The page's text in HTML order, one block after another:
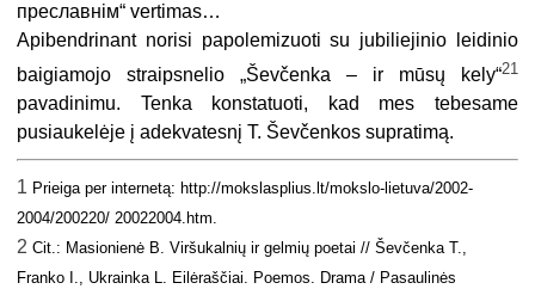
преславнім“ vertimas…
Apibendrinant norisi papolemizuoti su jubiliejinio leidinio
baigiamojo straipsnelio „Ševčenka – ir mūsų kely“21
pavadinimu. Tenka konstatuoti, kad mes tebesame
pusiaukelėje į adekvatesnį T. Ševčenkos supratimą.
1 Prieiga per internetą: http://mokslasplius.lt/mokslo-lietuva/2002-
2004/200220/ 20022004.htm.
2 Cit.: Masionienė B. Viršukalnių ir gelmių poetai // Ševčenka T.,
Franko I., Ukrainka L. Eilėraščiai. Poemos. Drama / Pasaulinės